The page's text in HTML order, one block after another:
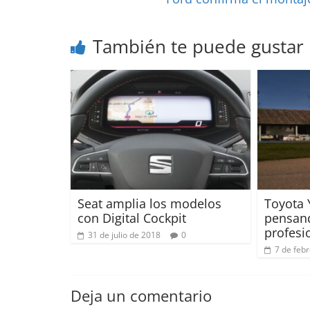
También te puede gustar
Seat amplia los modelos
con Digital Cockpit
31 de julio de 2018 0
Toyota
7 de
Deja un comentario